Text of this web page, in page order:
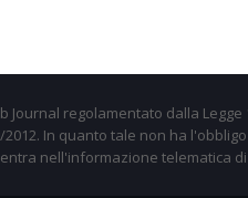
Journal regolamentato dalla
2012. In quanto tale non ha
nell'informazione telematica di